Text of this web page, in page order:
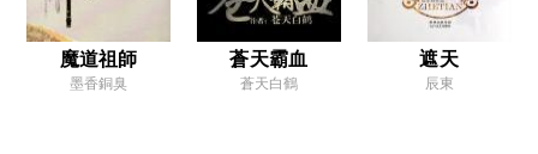
第二十六章 劫掠
第二十七章 短暫修鍊
魔道祖師
墨香銅臭
蒼天霸血
蒼天白鶴
遮天
辰東